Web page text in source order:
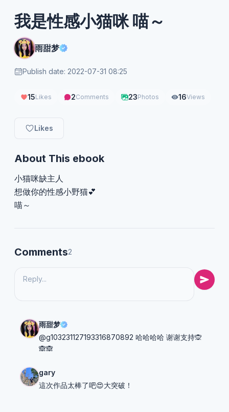
我是性感小猫咪 喵～
雨甜梦
Publish date: 2022-07-31 08:25
15Likes 2Comments 23Photos 16Views
Likes
About This ebook
小猫咪缺主人
想做你的性感小野猫💕
喵～
Comments2
雨甜梦
@g103231127193316870892 哈哈哈哈 谢谢支持🙊
🙈🙈
gary
這次作品太棒了吧😍大突破！